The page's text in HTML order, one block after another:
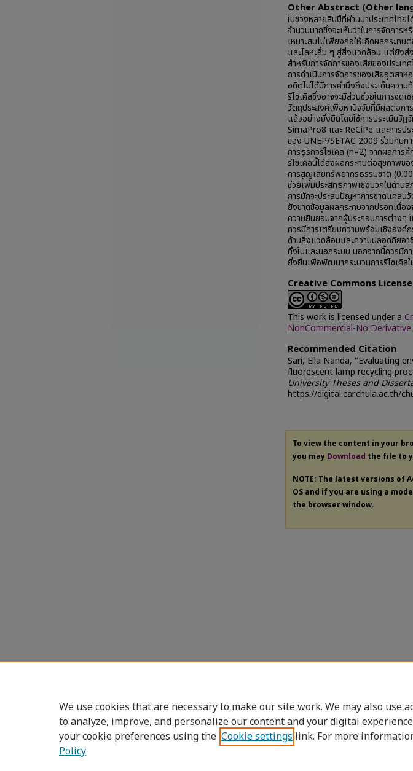
Other Abstract (Other
ในช่วงหลายสิบปีที่ผ่านมาประเทศไทย
จำนวนมากซึ่งจะเห็นว่าในการจัดการ
เหมาะสมไม่เพียงก่อให้เกิดผลกระท
และโลหะอื่น ๆ สู่สิ่งแวดล้อม แต่ยัง
สำหรับการจัดการของเสียของประเ
การดำเนินการจัดการของเสียอุตสา
อดีตไม่ได้มีการคำนึงถึงประเด็นควา
รีไซเคิลซึ่งอาจจะมีส่วนช่วยในการชด
วัตถุประสงค์เพื่อหาปัจจัยที่มีผลต่อกา
แล้วอย่างยั่งยืนโดยใช้การประเมินวั
SimaPro8 และ ReCiPe และการป
ของ UNEP/SETAC 2009 ร่วมกับ
การธุรกิจรีไซเคิล (n=2) จากผลการ
รีไซเคิลนี้ได้ส่งผลกระทบต่อสุขภาพ
การสูญเสียทรัพยากรธรรมชาติ
ช่วยเพิ่มประสิทธิภาพเชิงบวกในด้าน
การมักจะประสบปัญหาการขาดแคลน
ยังขาดข้อมูลผลกระทบจากปรอทเนื่อ
ความยินยอมจากผู้ประกอบการต่างๆ
ควรมีการเตรียมความพร้อมเชิงอง
ด้านสิ่งแวดล้อมและความปลอดภัยอา
ทั้งในและนอกระบบ นอกจากนี้ควรมีก
ยั่งยืนเพื่อพัฒนากระบวนการรีไซเคิลใ
Creative Commons License
This work is licensed under a
NonCommercial-No
Recommended Citation
Sari, Ella Nanda, "Evaluating
fluorescent lamp recycling
University Theses and
https://digital.car.chula.ac.th/
To view the content in your
you may Download the file to
NOTE: The latest versions of
OS and if you are using a
the browser window.
We use cookies that are necessary to make our site work. We may also use
to analyze, improve, and personalize our content and your digital
your cookie preferences using the Cookie settings link. For more
Policy